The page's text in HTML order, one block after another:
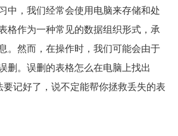
中，我们经常会使用电脑来存储和处
格作为一种常见的数据组织形式，承
。然而，在操作时，我们可能会由于
删。误删的表格怎么在电脑上找出
记好了，说不定能帮你拯救丢失的表